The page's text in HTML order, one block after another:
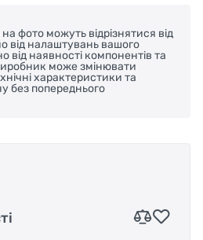
на фото можуть відрізнятися від
від налаштувань вашого
від наявності компонентів та
може змінювати
характеристики та
без попереднього